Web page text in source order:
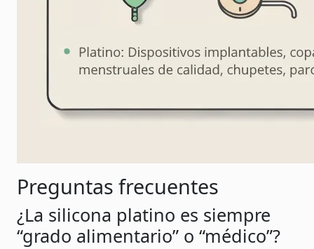
Preguntas frecuentes
¿La silicona platino es siempre
“grado alimentario” o “médico”?